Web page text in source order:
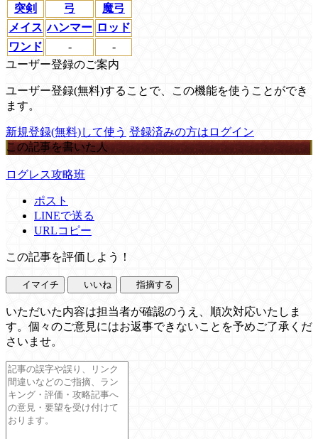
突剣
弓
魔弓
メイス ハンマー ロッド
ワンド
-
-
ユーザー登録のご案内
ユーザー登録(無料)することで、この機能を使うことができ
ます。
新規登録(無料)して使う 登録済みの方はログイン
この記事を書いた人
ログレス攻略班
ポスト
LINEで送る
URLコピー
この記事を評価しよう！
イマイチ いいね 指摘する
いただいた内容は担当者が確認のうえ、順次対応いたしま
す。個々のご意見にはお返事できないことを予めご了承くだ
さいませ。